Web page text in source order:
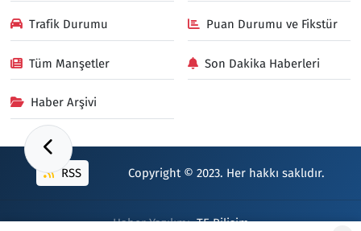
Trafik Durumu Puan Durumu ve Fikstür
Tüm Manşetler Son Dakika Haberleri
Haber Arşivi
RSS Copyright © 2023. Her hakkı saklıdır.
Haber Yazılımı:TE Bilişim